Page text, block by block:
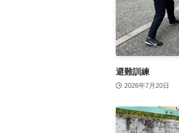
避難訓練
2026年7月20日